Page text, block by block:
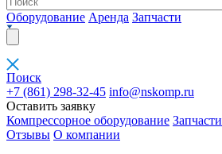
Оборудование Аренда Запчасти
Поиск
+7 (861) 298-32-45 info@nskomp.ru
Оставить заявку
Компрессорное оборудование Запчасти
Отзывы О компании